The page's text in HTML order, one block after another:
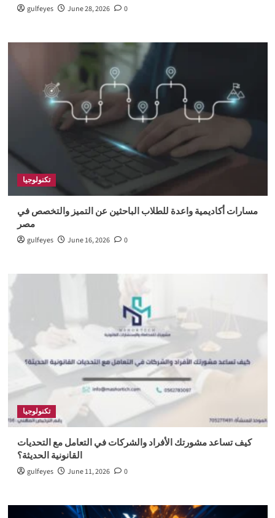
gulfeyes June 28, 2026 0
تكنولوجيا
مسارات أكاديمية واعدة للطلاب الباحثين عن التميز والتخصص في
مصر
gulfeyes June 16, 2026 0
تكنولوجيا
كيف تساعد مشورتك الأفراد والشركات في التعامل مع التحديات
القانونية الحديثة؟
gulfeyes June 11, 2026 0